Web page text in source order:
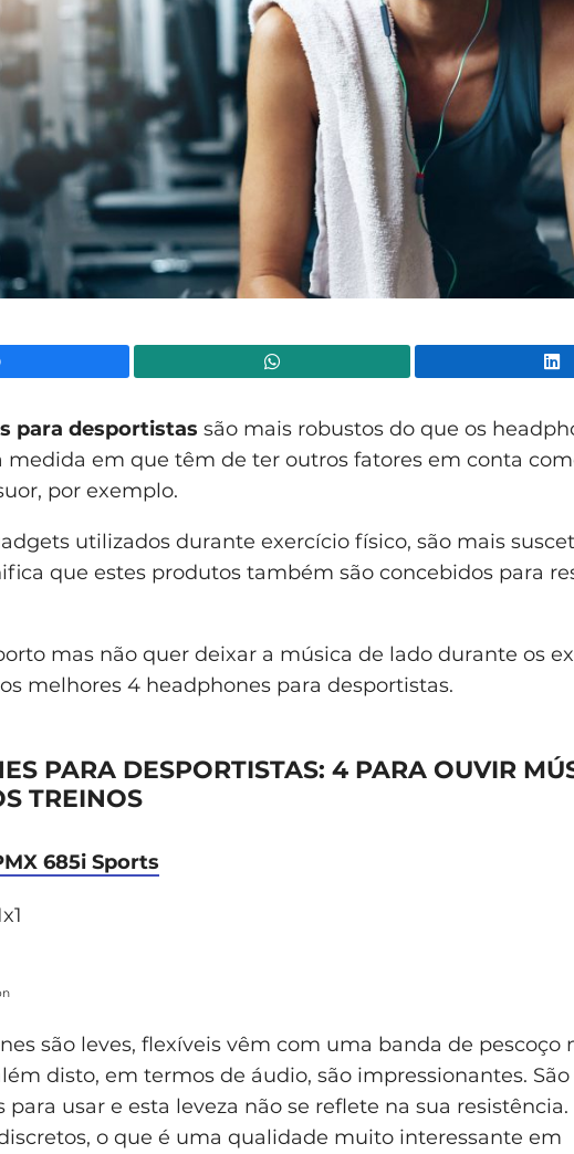
para desportistas são mais robustos do que os
medida em que têm de ter outros fatores em conta
por exemplo.
utilizados durante exercício físico, são mais
que estes produtos também são concebidos para
mas não quer deixar a música de lado durante os
melhores 4 headphones para desportistas.
PARA DESPORTISTAS: 4 PARA OUVIR
TREINOS
685i Sports
são leves, flexíveis vêm com uma banda de pescoço
disto, em termos de áudio, são impressionantes.
para usar e esta leveza não se reflete na sua
o que é uma qualidade muito interessante em